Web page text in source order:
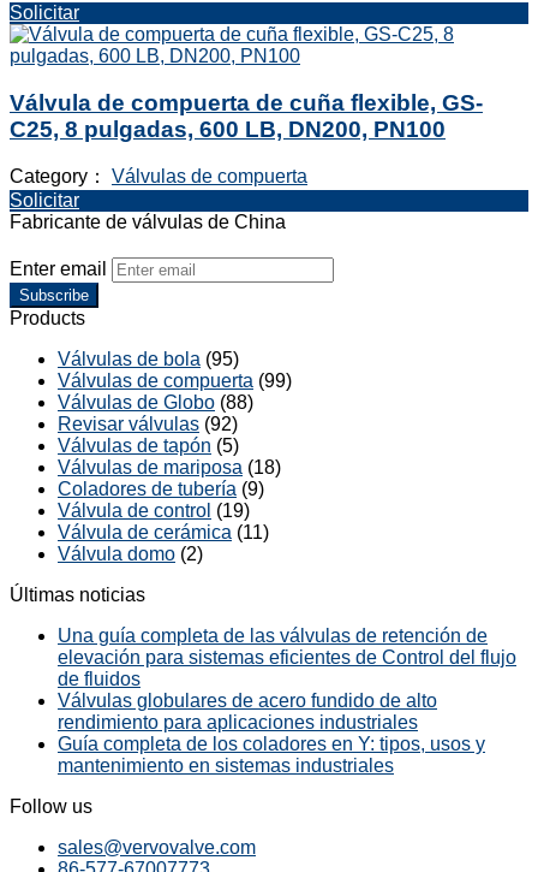
Solicitar
Válvula de compuerta de cuña flexible, GS-
C25, 8 pulgadas, 600 LB, DN200, PN100
Category： Válvulas de compuerta
Solicitar
Fabricante de válvulas de China
Enter email
Subscribe
Products
Válvulas de bola (95)
Válvulas de compuerta (99)
Válvulas de Globo (88)
Revisar válvulas (92)
Válvulas de tapón (5)
Válvulas de mariposa (18)
Coladores de tubería (9)
Válvula de control (19)
Válvula de cerámica (11)
Válvula domo (2)
Últimas noticias
Una guía completa de las válvulas de retención de
elevación para sistemas eficientes de Control del flujo
de fluidos
Válvulas globulares de acero fundido de alto
rendimiento para aplicaciones industriales
Guía completa de los coladores en Y: tipos, usos y
mantenimiento en sistemas industriales
Follow us
sales@vervovalve.com